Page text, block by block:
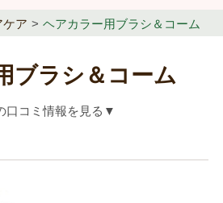
ケア ヘアカラー用ブラシ＆コーム
ブラシ＆コーム
口コミ情報を見る▼